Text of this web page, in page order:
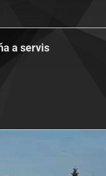
a servis